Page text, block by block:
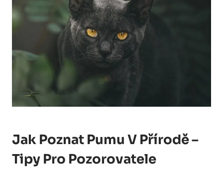
Jak Poznat Pumu V Přírodě –
Tipy Pro Pozorovatele